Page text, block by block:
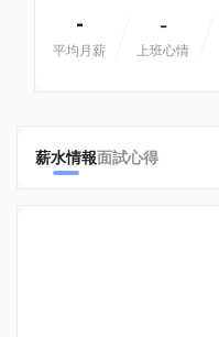
-
平均月薪
-
上班心情
薪水情報面試心得